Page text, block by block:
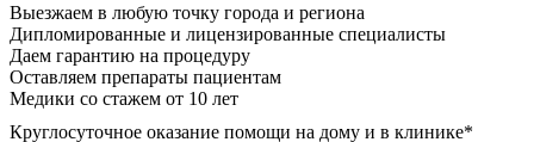
Выезжаем в любую точку города и региона
Дипломированные и лицензированные специалисты
Даем гарантию на процедуру
Оставляем препараты пациентам
Медики со стажем от 10 лет
Круглосуточное оказание помощи на дому и в клинике*